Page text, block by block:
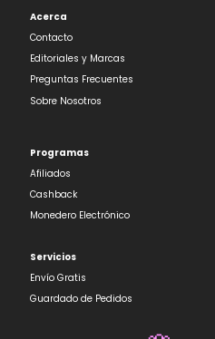
Acerca
Contacto
Editoriales y Marcas
Preguntas Frecuentes
Sobre Nosotros
Programas
Afiliados
Cashback
Monedero Electrónico
Servicios
Envío Gratis
Guardado de Pedidos